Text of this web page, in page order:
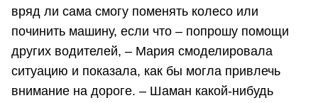
вряд ли сама смогу поменять колесо или
починить машину, если что – попрошу помощи
других водителей, – Мария смоделировала
ситуацию и показала, как бы могла привлечь
внимание на дороге. – Шаман какой-нибудь